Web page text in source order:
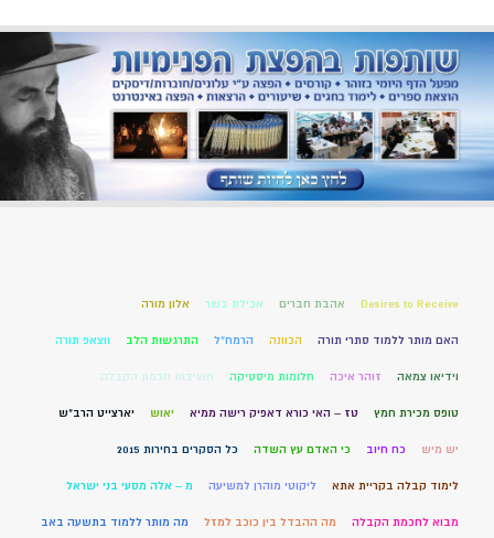
Desires to Receive אהבת חברים אכילת בשר אלון מורה
האם מותר ללמוד סתרי תורה הכוונה הרמח"ל התרגשות הלב ווצאפ תורה
וידיאו צמאה זוהר איכה חלומות מיסטיקה חשיבות חכמת הקבלה
טופס מכירת חמץ טז – האי כורא דאפיק רישה ממיא יאוש יארצייט הרב"ש
יש מיש כח חיוב כי האדם עץ השדה כל הסקרים בחירות 2015
לימוד קבלה בקריית אתא ליקוטי מוהרן למשיעה מ – אלה מסעי בני ישראל
מבוא לחכמת הקבלה מה ההבדל בין כוכב למזל מה מותר ללמוד בתשעה באב